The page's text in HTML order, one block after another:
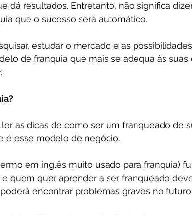
dá resultados. Entretanto, não significa
que o sucesso será automático.
estudar o mercado e as
de franquia que mais se adequa às suas
as dicas de como ser um franqueado de
é esse modelo de negócio.
em inglês muito usado para franquia)
e quem quer aprender a ser franqueado
encontrar problemas graves no futuro.